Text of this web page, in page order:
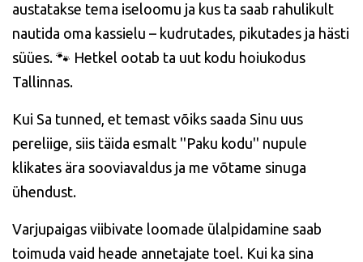
austatakse tema iseloomu ja kus ta saab rahulikult
nautida oma kassielu – kudrutades, pikutades ja hästi
süües. 🐾 Hetkel ootab ta uut kodu hoiukodus
Tallinnas.
Kui Sa tunned, et temast võiks saada Sinu uus
pereliige, siis täida esmalt ''Paku kodu'' nupule
klikates ära sooviavaldus ja me võtame sinuga
ühendust.
Varjupaigas viibivate loomade ülalpidamine saab
toimuda vaid heade annetajate toel. Kui ka sina